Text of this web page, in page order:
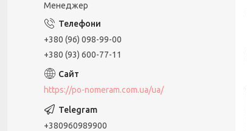
Менеджер
+380 (96) 098-99-00
+380 (93) 600-77-11
https://po-nomeram.com.ua/ua/
+380960989900